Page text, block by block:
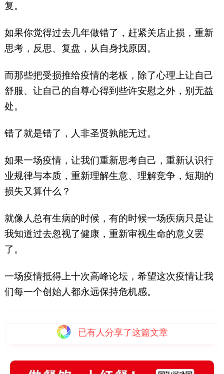
复。
如果你觉得过去几年做错了，赶紧关店止损，重新
思考，反思、复盘，从自身找原因。
而那些把受损推给疫情的老板，除了心理上让自己
舒服、让自己的自尊心得到些许安慰之外，别无益
处。
错了就是错了，人非圣贤孰能无过。
如果一场疫情，让我们重新思考自己，重新认识行
业规律与本质，重新理解生意、理解竞争，短期的
损失又算什么？
就像人总有生病的时候，有的时候一场疾病只是让
我知道过去忽视了健康，重新审视生命的意义罢
了。
一场疫情抵得上十次高峰论坛，希望这次疫情让我
们每一个创始人都永远保持危机感。
已有 人分享了这篇文章